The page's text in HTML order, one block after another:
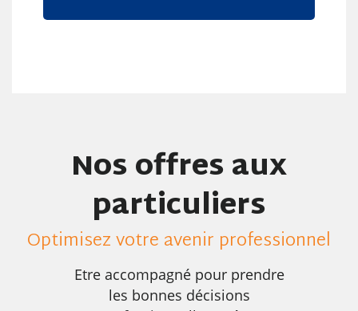
Nos offres aux
particuliers
Optimisez votre avenir professionnel
Etre accompagné pour prendre
les bonnes décisions